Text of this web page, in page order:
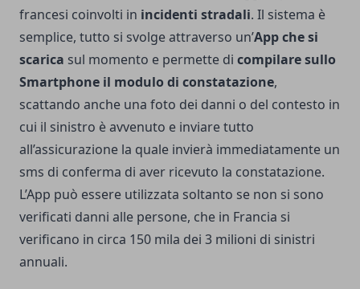
francesi coinvolti in incidenti stradali. Il sistema è
semplice, tutto si svolge attraverso un’App che si
scarica sul momento e permette di compilare sullo
Smartphone il modulo di constatazione,
scattando anche una foto dei danni o del contesto in
cui il sinistro è avvenuto e inviare tutto
all’assicurazione la quale invierà immediatamente un
sms di conferma di aver ricevuto la constatazione.
L’App può essere utilizzata soltanto se non si sono
verificati danni alle persone, che in Francia si
verificano in circa 150 mila dei 3 milioni di sinistri
annuali.